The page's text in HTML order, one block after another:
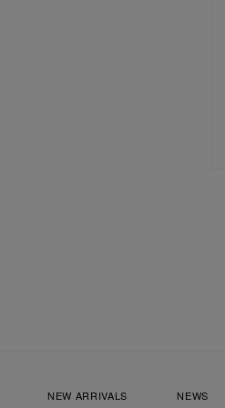
NEW ARRIVALS NEWS